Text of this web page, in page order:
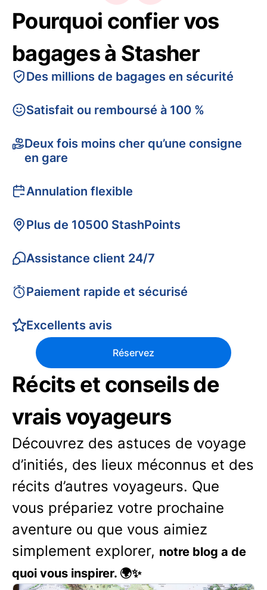
Pourquoi confier vos
bagages à Stasher
Des millions de bagages en sécurité
Satisfait ou remboursé à 100 %
Deux fois moins cher qu’une consigne
en gare
Annulation flexible
Plus de 10500 StashPoints
Assistance client 24/7
Paiement rapide et sécurisé
Excellents avis
Réservez
Récits et conseils de
vrais voyageurs
Découvrez des astuces de voyage
d’initiés, des lieux méconnus et des
récits d’autres voyageurs. Que
vous prépariez votre prochaine
aventure ou que vous aimiez
simplement explorer, notre blog a de
quoi vous inspirer. 🌍✨